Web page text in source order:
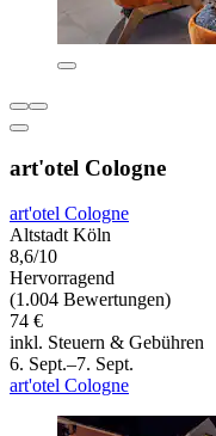
art'otel Cologne
art'otel Cologne
Altstadt Köln
8,6/10
Hervorragend
(1.004 Bewertungen)
74 €
inkl. Steuern & Gebühren
6. Sept.–7. Sept.
art'otel Cologne